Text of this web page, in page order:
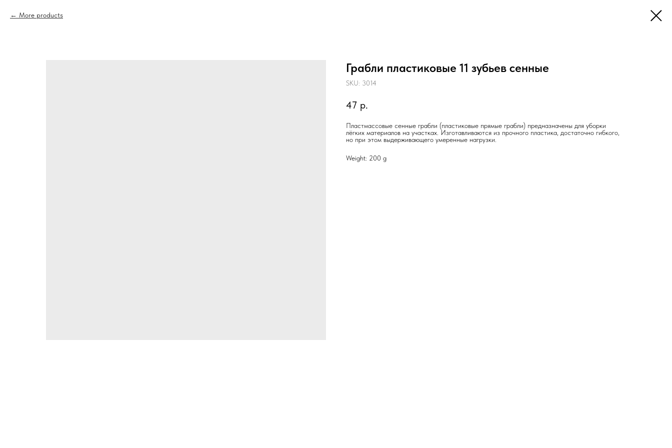
More products
Грабли пластиковые 11 зубьев сенные
SKU: 3014
47 р.
Пластмассовые сенные грабли (пластиковые прямые грабли) предназначены для уборки
лёгких материалов на участках. Изготавливаются из прочного пластика, достаточно гибкого,
но при этом выдерживающего умеренные нагрузки.
Weight: 200 g